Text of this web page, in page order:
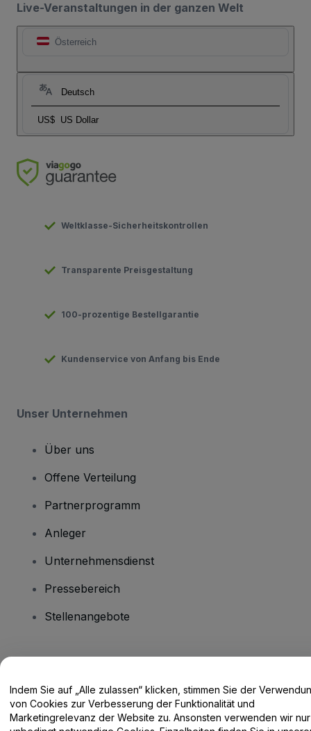
Live-Veranstaltungen in der ganzen Welt
Österreich
Deutsch
US$ US Dollar
Weltklasse-Sicherheitskontrollen
Transparente Preisgestaltung
100-prozentige Bestellgarantie
Kundenservice von Anfang bis Ende
Unser Unternehmen
Über uns
Offene Verteilung
Partnerprogramm
Anleger
Unternehmensdienst
Pressebereich
Stellenangebote
Hilfe-Center / Kontakt
Indem Sie auf „Alle zulassen“ klicken, stimmen Sie der
von Cookies zur Verbesserung der Funktionalität und
Marketingrelevanz der Website zu. Ansonsten verwenden wir nur